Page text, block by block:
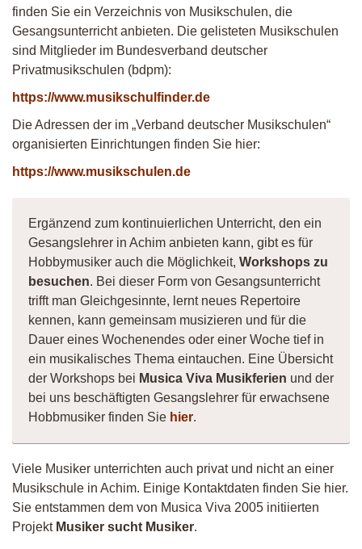
finden Sie ein Verzeichnis von Musikschulen, die
Gesangsunterricht anbieten. Die gelisteten Musikschulen
sind Mitglieder im Bundesverband deutscher
Privatmusikschulen (bdpm):
https://www.musikschulfinder.de
Die Adressen der im „Verband deutscher Musikschulen“
organisierten Einrichtungen finden Sie hier:
https://www.musikschulen.de
Ergänzend zum kontinuierlichen Unterricht, den ein
Gesangslehrer in Achim anbieten kann, gibt es für
Hobbymusiker auch die Möglichkeit, Workshops zu
besuchen. Bei dieser Form von Gesangsunterricht
trifft man Gleichgesinnte, lernt neues Repertoire
kennen, kann gemeinsam musizieren und für die
Dauer eines Wochenendes oder einer Woche tief in
ein musikalisches Thema eintauchen. Eine Übersicht
der Workshops bei Musica Viva Musikferien und der
bei uns beschäftigten Gesangslehrer für erwachsene
Hobbmusiker finden Sie hier.
Viele Musiker unterrichten auch privat und nicht an einer
Musikschule in Achim. Einige Kontaktdaten finden Sie hier.
Sie entstammen dem von Musica Viva 2005 initiierten
Projekt Musiker sucht Musiker.